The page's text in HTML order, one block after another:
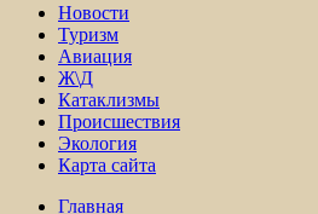
Новости
Туризм
Авиация
Ж\Д
Катаклизмы
Происшествия
Экология
Карта сайта
Главная